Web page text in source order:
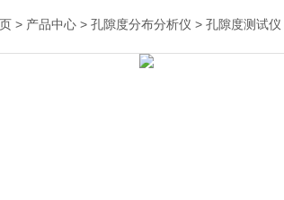
> 产品中心 > 孔隙度分布分析仪 > 孔隙度测试仪